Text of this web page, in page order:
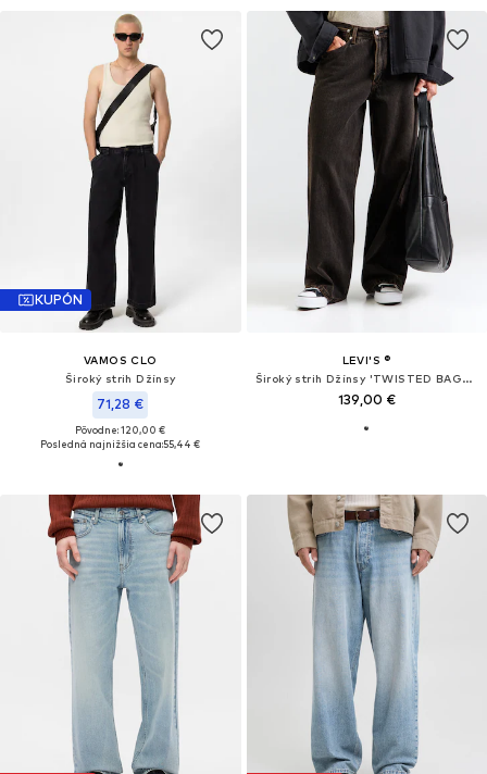
KUPÓN
VAMOS CLO
Široký strih Džínsy
71,28 €
Pôvodne: 120,00 €
Posledná najnižšia cena:55,44 €
LEVI'S ®
Široký strih Džínsy 'TWISTED BAGGY WIDE'
139,00 €